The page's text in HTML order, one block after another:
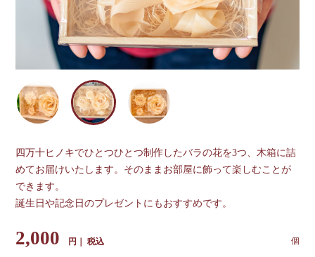
四万十ヒノキでひとつひとつ制作したバラの花を3つ、木箱に詰
めてお届けいたします。そのままお部屋に飾って楽しむことが
できます。
誕生日や記念日のプレゼントにもおすすめです。
2,000 税込